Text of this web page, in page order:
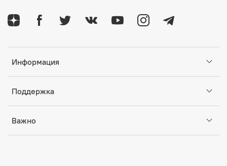
Информация
Поддержка
Важно